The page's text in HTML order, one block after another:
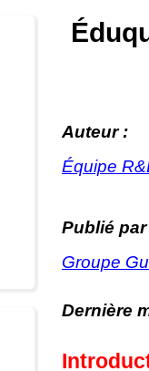
Auteur :
Équipe
Publié par
Groupe
Dernière